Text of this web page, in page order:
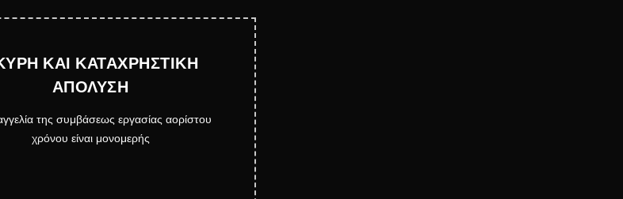
ΚΑΙ ΚΑΤΑΧΡΗΣΤΙΚΗ
ΑΠΟΛΥΣΗ
της συμβάσεως εργασίας αορίστου
χρόνου είναι μονομερής